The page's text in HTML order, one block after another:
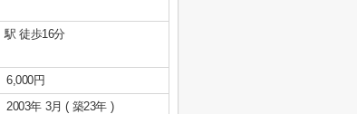
駅 徒歩16分
6,000円
2003年 3月 ( 築23年 )